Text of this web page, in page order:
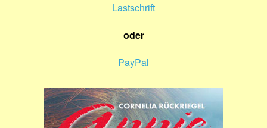
Lastschrift
oder
PayPal